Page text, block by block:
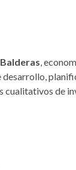
,
desarrollo,
cualitativos de